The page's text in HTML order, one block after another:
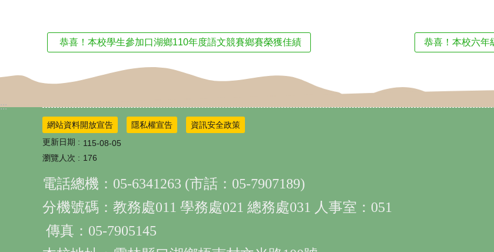
恭喜！本校學生參加口湖鄉110年度語文競賽鄉賽榮獲佳績 恭喜！本校六年
:::
網站資料開放宣告 隱私權宣告
資訊安全政策
更新日期
115-08-05
瀏覽人次
176
電話總機：05-6341263 (市話：05-7907189)
分機號碼：教務處011 學務處021 總務處031 人事室：051
傳真：05-7905145